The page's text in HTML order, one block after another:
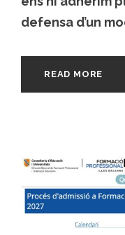
defensa d’un
READ MORE